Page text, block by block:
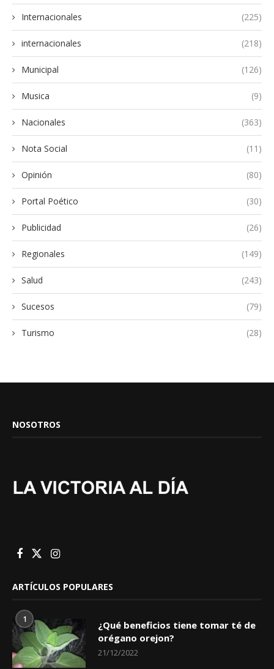
Internacionales (225)
internacionales (218)
Municipal (126)
Musica (9)
Nacionales (363)
Nota Social (11)
Opinión (80)
Portal Poético (30)
Publicidad (26)
Regionales (149)
Salud (243)
Sucesos (79)
Turismo (28)
NOSOTROS
ARTÍCULOS POPULARES
1
¿Qué beneficios tiene tomar té de
orégano orejon?
21/12/2022